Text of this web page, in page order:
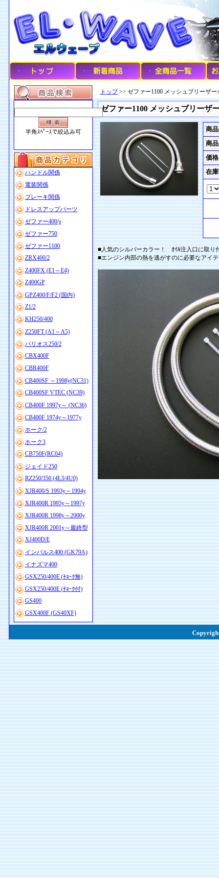
半角ｽﾍﾟｰｽで絞込み可
ハンドル関係
電装関係
ブレーキ関係
ドレスアップパーツ
ゼファー400/χ
ゼファー750
ゼファー1100
ZRX400/2
Z400FX (E1～E4)
Z400GP
GPZ400/F/F2 (国内)
Z1/2
KH250/400
Z250FT (A1～A5)
バリオス250/2
CBX400F
CBR400F
CB400SF ～1998y(NC31)
CB400SF VTEC (NC39)
CB400F 1997y～ (NC36)
CB400F 1974y～1977y
ホーク/2
ホーク3
CB750F(RC04)
ジェイド250
RZ250/350 (4L3/4U0)
XJR400/S 1993y～1994y
XJR400R 1995y～1997y
XJR400R 1998y～2000y
XJR400R 2001y～最終型
XJ400D/E
インパルス400 (GK79A)
イナズマ400
GSX250/400E (ﾁｮｰｸ無)
GSX250/400E (ﾁｮｰｸ付)
GS400
GSX400F (GS40XF)
トップ>> ゼファー1100 メッシュブリーザー
ゼファー1100 メッシュブリーザ
商
商
価格
在
■人気のシルバーカラー！ ｵｲﾙ注入口に取り
■エンジン内部の熱を逃がすのに必要なアイ